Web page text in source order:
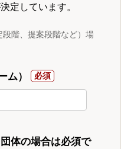
定しています。
階、提案段階など）場
ム）
体の場合は必須で